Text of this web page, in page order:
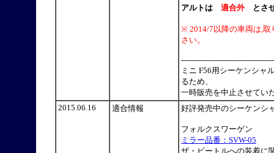
アルトは 適合外とさせ
※ 2014/7以降の車両は,取
さい。
ミニ F56用シーケンシャ
るため、
一時販売を中止させてい
2015.06.16
適合情報 好評発売中のシーケンシ
フォルクスワーゲン
ミラー品番：SVW-05
ザ・ビートルへの装着に